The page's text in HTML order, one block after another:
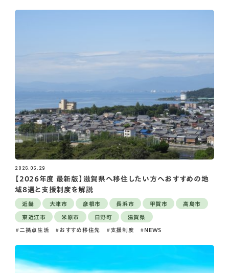
2026.05.29
【2026年度 最新版】滋賀県へ移住したい方へおすすめの地
域8選と支援制度を解説
近畿 大津市 彦根市 長浜市 甲賀市 高島市
東近江市 米原市 日野町 滋賀県
二拠点生活 おすすめ移住先 支援制度 NEWS